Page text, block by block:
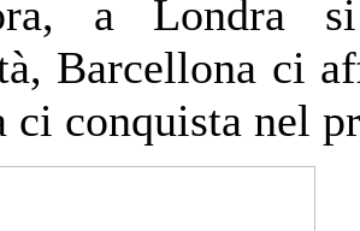
a Londra
Barcellona ci
ci conquista nel